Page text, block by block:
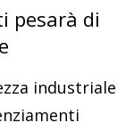
pesarà di
industriale